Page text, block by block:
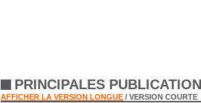
PRINCIPALES
AFFICHER LA VERSION LONGUE / VERSION COURTE